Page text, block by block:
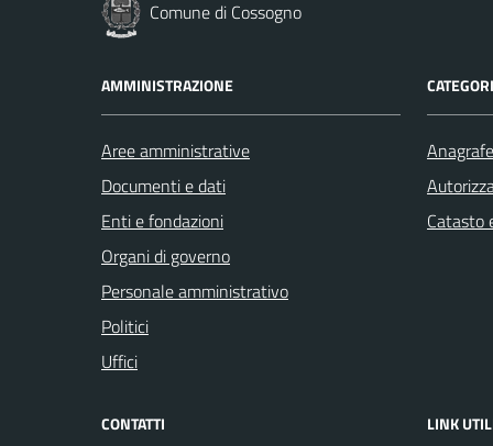
Comune di Cossogno
AMMINISTRAZIONE
Aree amministrative
Documenti e dati
Enti e fondazioni
Organi di governo
Personale amministrativo
Politici
Uffici
Catasto
CONTATTI LINK